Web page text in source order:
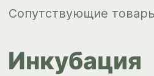
+7 343 264
51 17
© ИПС «Сведловская» 2023
Политика конфиденциальности
Согласие на обработку